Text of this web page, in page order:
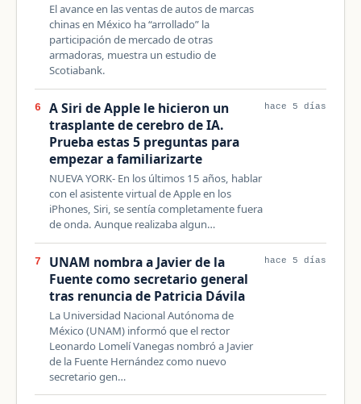
El avance en las ventas de autos de marcas
chinas en México ha “arrollado” la
participación de mercado de otras
armadoras, muestra un estudio de
Scotiabank.
6
A Siri de Apple le hicieron un
trasplante de cerebro de IA.
Prueba estas 5 preguntas para
empezar a familiarizarte
NUEVA YORK- En los últimos 15 años, hablar
con el asistente virtual de Apple en los
iPhones, Siri, se sentía completamente fuera
de onda. Aunque realizaba algun…
hace 5 días
7
UNAM nombra a Javier de la
Fuente como secretario general
tras renuncia de Patricia Dávila
La Universidad Nacional Autónoma de
México (UNAM) informó que el rector
Leonardo Lomelí Vanegas nombró a Javier
de la Fuente Hernández como nuevo
secretario gen…
hace 5 días